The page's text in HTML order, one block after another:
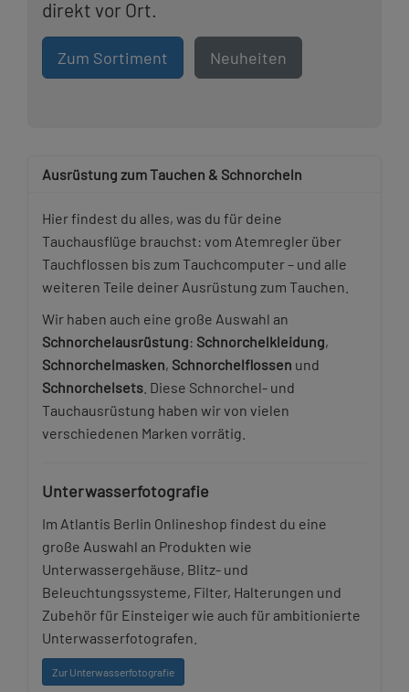
direkt vor Ort.
Zum Sortiment Neuheiten
Ausrüstung zum Tauchen & Schnorcheln
Hier findest du alles, was du für deine
Tauchausflüge brauchst: vom Atemregler über
Tauchflossen bis zum Tauchcomputer – und alle
weiteren Teile deiner Ausrüstung zum Tauchen.
Wir haben auch eine große Auswahl an
Schnorchelausrüstung: Schnorchelkleidung,
Schnorchelmasken, Schnorchelflossen und
Schnorchelsets . Diese Schnorchel- und
Tauchausrüstung haben wir von vielen
verschiedenen Marken vorrätig.
Unterwasserfotografie
Im Atlantis Berlin Onlineshop findest du eine
große Auswahl an Produkten wie
Unterwassergehäuse, Blitz- und
Beleuchtungssysteme, Filter, Halterungen und
Zubehör für Einsteiger wie auch für ambitionierte
Unterwasserfotografen.
Zur Unterwasserfotografie